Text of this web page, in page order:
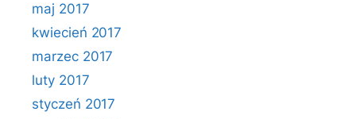
maj 2017
kwiecień 2017
marzec 2017
luty 2017
styczeń 2017